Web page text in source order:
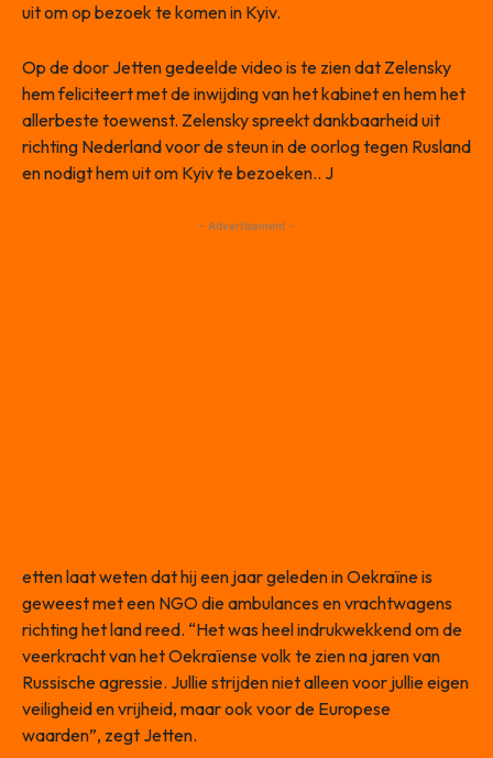
uit om op bezoek te komen in Kyiv.
Op de door Jetten gedeelde video is te zien dat Zelensky
hem feliciteert met de inwijding van het kabinet en hem het
allerbeste toewenst. Zelensky spreekt dankbaarheid uit
richting Nederland voor de steun in de oorlog tegen Rusland
en nodigt hem uit om Kyiv te bezoeken.. J
- Advertisement -
etten laat weten dat hij een jaar geleden in Oekraïne is
geweest met een NGO die ambulances en vrachtwagens
richting het land reed. “Het was heel indrukwekkend om de
veerkracht van het Oekraïense volk te zien na jaren van
Russische agressie. Jullie strijden niet alleen voor jullie eigen
veiligheid en vrijheid, maar ook voor de Europese
waarden”, zegt Jetten.